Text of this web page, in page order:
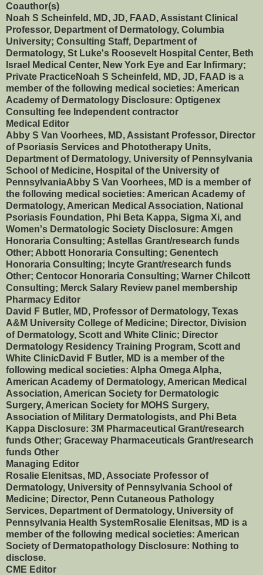
Coauthor(s)
Noah S Scheinfeld, MD, JD, FAAD, Assistant Clinical
Professor, Department of Dermatology, Columbia
University; Consulting Staff, Department of
Dermatology, St Luke's Roosevelt Hospital Center, Beth
Israel Medical Center, New York Eye and Ear Infirmary;
Private PracticeNoah S Scheinfeld, MD, JD, FAAD is a
member of the following medical societies: American
Academy of Dermatology Disclosure: Optigenex
Consulting fee Independent contractor
Medical Editor
Abby S Van Voorhees, MD, Assistant Professor, Director
of Psoriasis Services and Phototherapy Units,
Department of Dermatology, University of Pennsylvania
School of Medicine, Hospital of the University of
PennsylvaniaAbby S Van Voorhees, MD is a member of
the following medical societies: American Academy of
Dermatology, American Medical Association, National
Psoriasis Foundation, Phi Beta Kappa, Sigma Xi, and
Women's Dermatologic Society Disclosure: Amgen
Honoraria Consulting; Astellas Grant/research funds
Other; Abbott Honoraria Consulting; Genentech
Honoraria Consulting; Incyte Grant/research funds
Other; Centocor Honoraria Consulting; Warner Chilcott
Consulting; Merck Salary Review panel membership
Pharmacy Editor
David F Butler, MD, Professor of Dermatology, Texas
A&M University College of Medicine; Director, Division
of Dermatology, Scott and White Clinic; Director
Dermatology Residency Training Program, Scott and
White ClinicDavid F Butler, MD is a member of the
following medical societies: Alpha Omega Alpha,
American Academy of Dermatology, American Medical
Association, American Society for Dermatologic
Surgery, American Society for MOHS Surgery,
Association of Military Dermatologists, and Phi Beta
Kappa Disclosure: 3M Pharmaceutical Grant/research
funds Other; Graceway Pharmaceuticals Grant/research
funds Other
Managing Editor
Rosalie Elenitsas, MD, Associate Professor of
Dermatology, University of Pennsylvania School of
Medicine; Director, Penn Cutaneous Pathology
Services, Department of Dermatology, University of
Pennsylvania Health SystemRosalie Elenitsas, MD is a
member of the following medical societies: American
Society of Dermatopathology Disclosure: Nothing to
disclose.
CME Editor